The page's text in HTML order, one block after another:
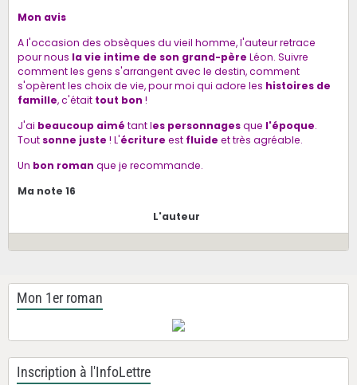
Mon avis
A l'occasion des obsèques du vieil homme, l'auteur retrace
pour nous la vie intime de son grand-père Léon. Suivre
comment les gens s'arrangent avec le destin, comment
s'opèrent les choix de vie, pour moi qui adore les histoires de
famille, c'était tout bon !
J'ai beaucoup aimé tant les personnagesque l'époque.
Tout sonne juste ! L'écriture est fluide et très agréable.
Un bon roman que je recommande.
Ma note 16
L'auteur
Mon 1er roman
Inscription à l'InfoLettre